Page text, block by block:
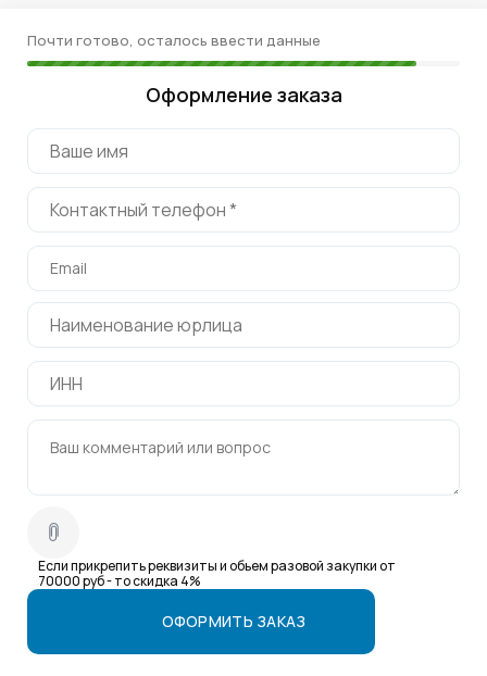
Почти готово, осталось ввести данные
Оформление заказа
Если прикрепить реквизиты и обьем разовой закупки от
70000 руб - то скидка 4%